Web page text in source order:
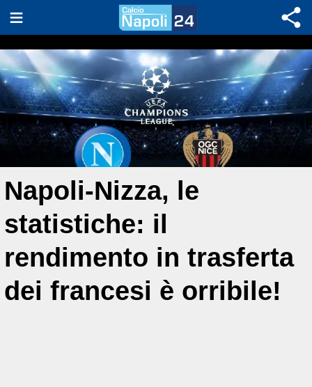
Napoli-Nizza, le
statistiche: il
rendimento in trasferta
dei francesi è orribile!